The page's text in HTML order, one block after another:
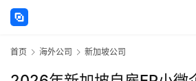
首页 海外公司 新加坡公司